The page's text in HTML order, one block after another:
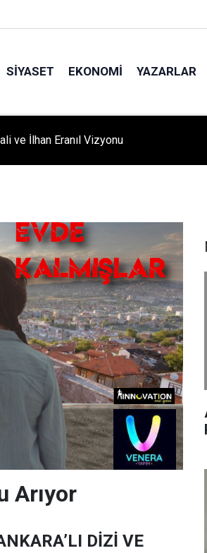
SIYASET EKONOMI YAZARLAR
COŞKUSU: Kursiyerler Gönüllerince
Arıyor
DİZİ VE